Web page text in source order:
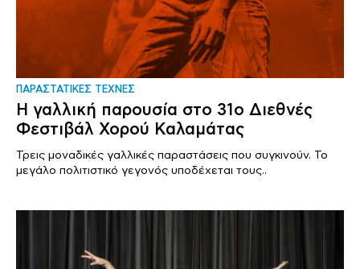
ΠΑΡΑΣΤΑΤΙΚΕΣ ΤΕΧΝΕΣ
Η γαλλική παρουσία στο 31ο Διεθνές
Φεστιβάλ Χορού Καλαμάτας
Τρεις μοναδικές γαλλικές παραστάσεις που συγκινούν. Το
μεγάλο πολιτιστικό γεγονός υποδέχεται τους..